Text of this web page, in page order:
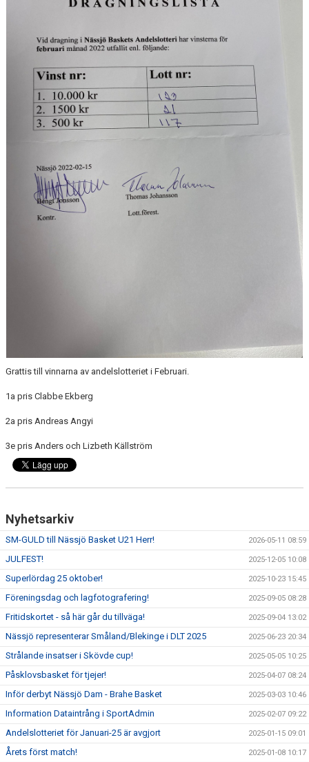
UNGDOMSSEKTIONEN
ALF HÅKANSSONS MINNESFOND
Grattis till vinnarna av andelslotteriet i Februari.
1a pris Clabbe Ekberg
2a pris Andreas Angyi
3e pris Anders och Lizbeth Källström
Nyhetsarkiv
SM-GULD till Nässjö Basket U21 Herr! 2026-05-11 08:59
JULFEST! 2025-12-05 10:08
Superlördag 25 oktober! 2025-10-23 15:45
Föreningsdag och lagfotografering! 2025-09-05 08:28
Fritidskortet - så här går du tillväga! 2025-09-04 13:02
Nässjö representerar Småland/Blekinge i DLT 2025 2025-06-23 20:34
Strålande insatser i Skövde cup! 2025-05-05 10:25
Påsklovsbasket för tjejer! 2025-04-07 08:24
Inför derbyt Nässjö Dam - Brahe Basket 2025-03-03 10:46
Information Dataintrång i SportAdmin 2025-02-07 09:22
Andelslotteriet för Januari-25 är avgjort 2025-01-15 09:01
Årets först match! 2025-01-08 10:17